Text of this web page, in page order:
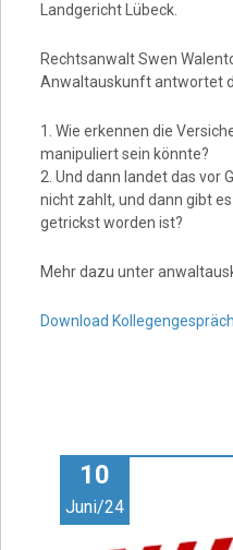
Landgericht Lübeck.
Rechtsanwalt Swen
Anwaltauskunft antwortet
1. Wie erkennen die
manipuliert sein könnte?
2. Und dann landet das vor
nicht zahlt, und dann gibt
getrickst worden ist?
Mehr dazu unter
Download Kollegengespräch
10
Juni/24